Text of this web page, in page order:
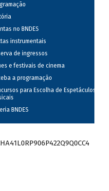
no BNDES
instrumentais
de ingressos
e festivais de cinema
a programação
para Escolha de Espetáculos
BNDES